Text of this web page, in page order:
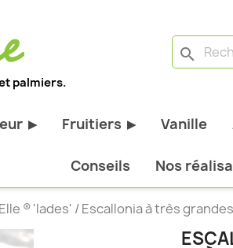
palmiers.
search
▶
d'extérieur
Fruitiers ▶
Tous les fruitiers
Arbres et arbustes
Agrumes
Vanille
Conseils Nos
® 'lades' / Escallonia à très